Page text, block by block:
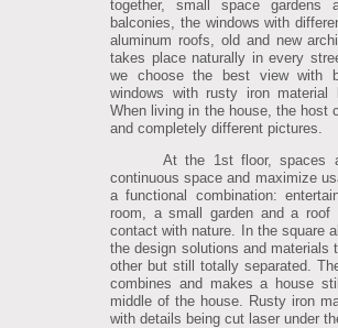
together, small space gardens
balconies, the windows with
aluminum roofs, old and new
takes place naturally in every
we choose the best view with
windows with rusty iron
When living in the house, the host
and completely different pictures.
At the 1st floor, spaces
continuous space and maximize
a functional combination:
room, a small garden and a
contact with nature. In the square
the design solutions and
other but still totally separated.
combines and makes a house
middle of the house. Rusty iron
with details being cut laser under